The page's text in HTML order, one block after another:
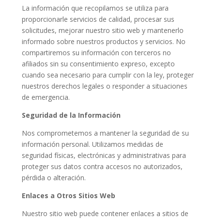
La información que recopilamos se utiliza para
proporcionarle servicios de calidad, procesar sus
solicitudes, mejorar nuestro sitio web y mantenerlo
informado sobre nuestros productos y servicios. No
compartiremos su información con terceros no
afiliados sin su consentimiento expreso, excepto
cuando sea necesario para cumplir con la ley, proteger
nuestros derechos legales o responder a situaciones
de emergencia.
Seguridad de la Información
Nos comprometemos a mantener la seguridad de su
información personal. Utilizamos medidas de
seguridad físicas, electrónicas y administrativas para
proteger sus datos contra accesos no autorizados,
pérdida o alteración.
Enlaces a Otros Sitios Web
Nuestro sitio web puede contener enlaces a sitios de